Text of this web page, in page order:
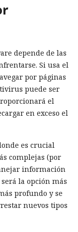
depende de las
Si usa el
por páginas
puede ser
el
en exceso el
es crucial
complejas (por
información
la opción más
profundo y se
nuevos tipos